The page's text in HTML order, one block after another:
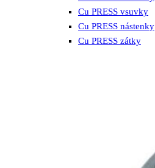
Cu PRESS vsuvky
Cu PRESS nástenky
Cu PRESS zátky